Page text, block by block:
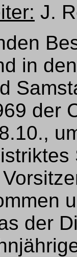
J.
in
der
der